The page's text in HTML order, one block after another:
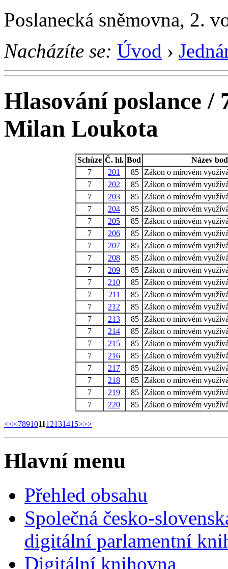
Poslanecká sněmovna, 2.
Nacházíte se: Úvod ›
Hlasování poslance /
Milan Loukota
Schůze Č. hl. Bod
Název
7
201 85
Zákon o mírovém
7
202 85
Zákon o mírovém
7
203 85
Zákon o mírovém
7
204 85
Zákon o mírovém
7
205 85
Zákon o mírovém
7
206 85
Zákon o mírovém
7
207 85
Zákon o mírovém
7
208 85
Zákon o mírovém
7
209 85
Zákon o mírovém
7
210 85
Zákon o mírovém
7
211 85
Zákon o mírovém
7
212 85
Zákon o mírovém
7
213 85
Zákon o mírovém
7
214 85
Zákon o mírovém
7
215 85
Zákon o mírovém
7
216 85
Zákon o mírovém
7
217 85
Zákon o mírovém
7
218 85
Zákon o mírovém
7
219 85
Zákon o mírovém
7
220 85 Zákon o mírovém
<<<789101112131415>>>
Hlavní menu
Přehled obsahu
Společná česko-
digitální parlamentní
Digitální knihovna